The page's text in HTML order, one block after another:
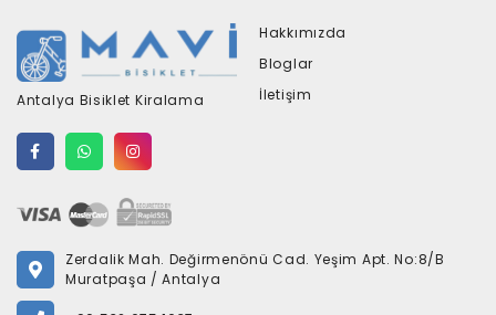
Antalya Bisiklet Kiralama
Hakkımızda
Bloglar
İletişim
Zerdalik Mah. Değirmenönü Cad. Yeşim Apt. No:8/B
Muratpaşa / Antalya